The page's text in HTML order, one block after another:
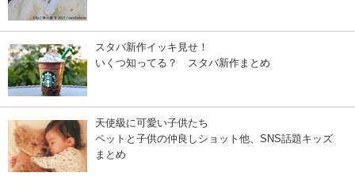
スタバ新作イッキ見せ！
いくつ知ってる？ スタバ新作まとめ
天使級に可愛い子供たち
ペットと子供の仲良しショット他、SNS話題キッズ
まとめ